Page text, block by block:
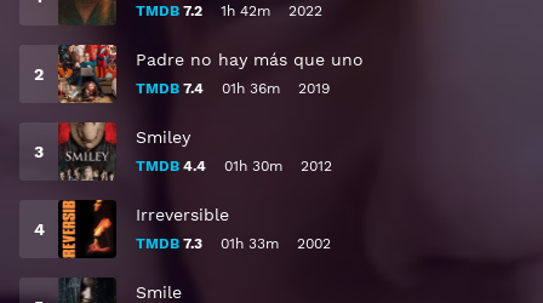
TMDB 7.2 1h 42m 2022
Padre no hay más que uno
TMDB 7.4 01h 36m 2019
Smiley
TMDB 4.4 01h 30m 2012
Irreversible
TMDB 7.3 01h 33m 2002
Smile